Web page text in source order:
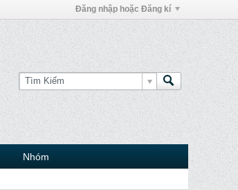
Đăng nhập hoặc Đăng kí
Nhóm